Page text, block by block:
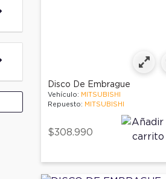
Disco De Embrague
Vehículo: MITSUBISHI
Repuesto: MITSUBISHI
$308.990